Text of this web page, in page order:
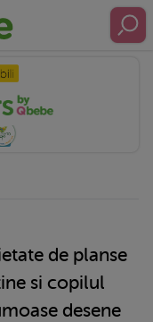
si copilul
desene